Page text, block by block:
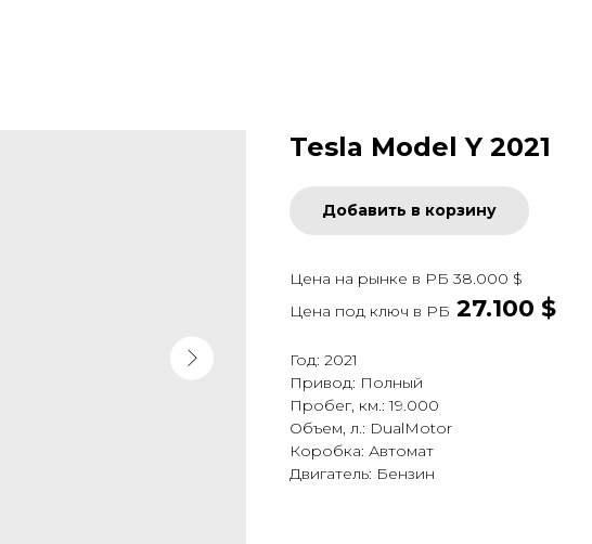
Tesla Model Y 2021
Добавить в корзину
Цена на рынке в РБ 38.000 $
Цена под ключ в РБ 27.100 $
Год: 2021
Привод: Полный
Пробег, км.: 19.000
Объем, л.: DualMotor
Коробка: Автомат
Двигатель: Бензин